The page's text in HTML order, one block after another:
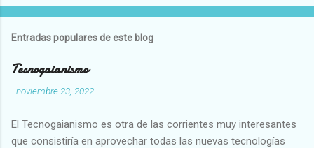
Entradas populares de este blog
Tecnogaianismo
-noviembre 23, 2022
El Tecnogaianismo es otra de las corrientes muy interesantes
que consistiría en aprovechar todas las nuevas tecnologías